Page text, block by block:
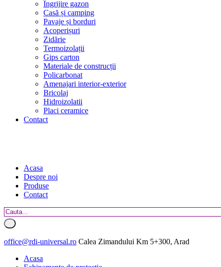
Îngrijire gazon
Casă și camping
Pavaje și borduri
Acoperișuri
Zidărie
Termoizolații
Gips carton
Materiale de construcții
Policarbonat
Amenajari interior-exterior
Bricolaj
Hidroizolatii
Placi ceramice
Contact
Acasa
Despre noi
Produse
Contact
office@rdi-universal.ro Calea Zimandului Km 5+300, Arad
Acasa